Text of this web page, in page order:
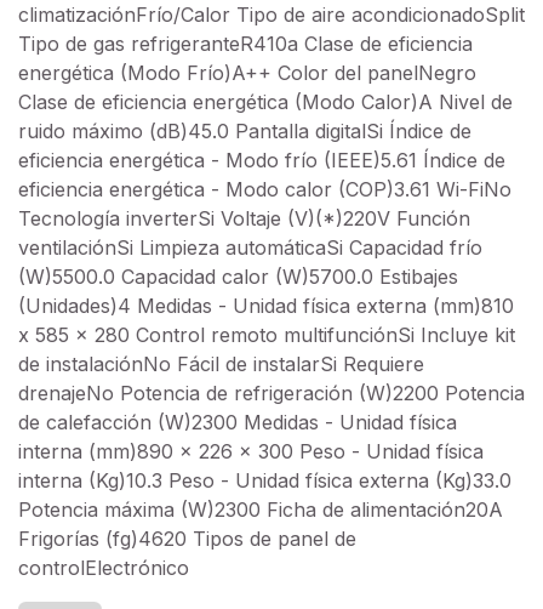
climatizaciónFrío/Calor Tipo de aire acondicionadoSplit
Tipo de gas refrigeranteR410a Clase de eficiencia
energética (Modo Frío)A++ Color del panelNegro
Clase de eficiencia energética (Modo Calor)A Nivel de
ruido máximo (dB)45.0 Pantalla digitalSi Índice de
eficiencia energética - Modo frío (IEEE)5.61 Índice de
eficiencia energética - Modo calor (COP)3.61 Wi-FiNo
Tecnología inverterSi Voltaje (V)(*)220V Función
ventilaciónSi Limpieza automáticaSi Capacidad frío
(W)5500.0 Capacidad calor (W)5700.0 Estibajes
(Unidades)4 Medidas - Unidad física externa (mm)810
x 585 x 280 Control remoto multifunciónSi Incluye kit
de instalaciónNo Fácil de instalarSi Requiere
drenajeNo Potencia de refrigeración (W)2200 Potencia
de calefacción (W)2300 Medidas - Unidad física
interna (mm)890 x 226 x 300 Peso - Unidad física
interna (Kg)10.3 Peso - Unidad física externa (Kg)33.0
Potencia máxima (W)2300 Ficha de alimentación20A
Frigorías (fg)4620 Tipos de panel de
controlElectrónico